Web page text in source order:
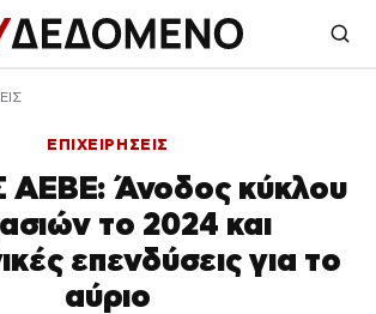
ΕΠΙΧΕΙΡΗΣΕΙΣ
ΑΕΒΕ: Άνοδος κύκλου
το 2024 και
επενδύσεις για το
αύριο